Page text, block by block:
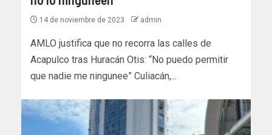
14 de noviembre de 2023 admin
AMLO justifica que no recorra las calles de
Acapulco tras Huracán Otis: “No puedo permitir
que nadie me ningunee” Culiacán,...